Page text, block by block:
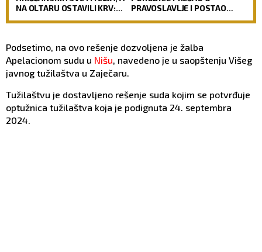
NA OLTARU OSTAVILI KRV:
PRAVOSLAVLJE I POSTAO
putu preobraćenja
Podsetimo, na ovo rešenje dozvoljena je žalba
Apelacionom sudu u Nišu , navedeno je u saopštenju Višeg
javnog tužilaštva u Zaječaru.
Tužilaštvu je dostavljeno rešenje suda kojim se potvrđuje
optužnica tužilaštva koja je podignuta 24. septembra
2024.